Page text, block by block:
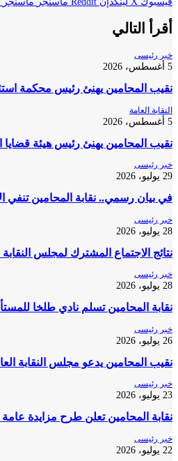
أقرأ التالي
خبر رئيسى
5 أغسطس، 2026
نقيب المحامين يهنئ رئيس محكمة
النقابة العامة
5 أغسطس، 2026
نقيب المحامين يهنئ رئيس هيئة قضايا
خبر رئيسى
29 يوليو، 2026
في بيان رسمي.. نقابة المحامين تنفي
خبر رئيسى
28 يوليو، 2026
نتائج الاجتماع المشترك لمجلس النقابة
خبر رئيسى
28 يوليو، 2026
نقابة المحامين تسلم نادي طلخا
خبر رئيسى
26 يوليو، 2026
نقيب المحامين يدعو مجلس النقابة
خبر رئيسى
23 يوليو، 2026
نقابة المحامين تعلن طرح مزايدة
خبر رئيسى
22 يوليو، 2026